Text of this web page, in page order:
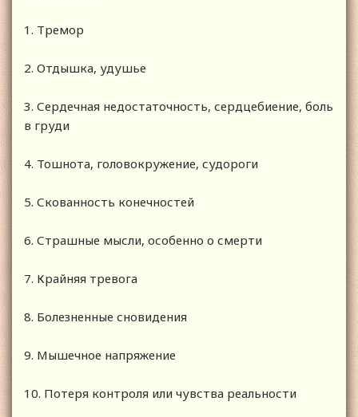
1. Тремор
2. Отдышка, удушье
3. Сердечная недостаточность, сердцебиение, боль
в груди
4. Тошнота, головокружение, судороги
5. Скованность конечностей
6. Страшные мысли, особенно о смерти
7. Крайняя тревога
8. Болезненные сновидения
9. Мышечное напряжение
10. Потеря контроля или чувства реальности